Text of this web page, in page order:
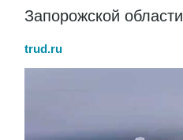
Запорожской области
trud.ru